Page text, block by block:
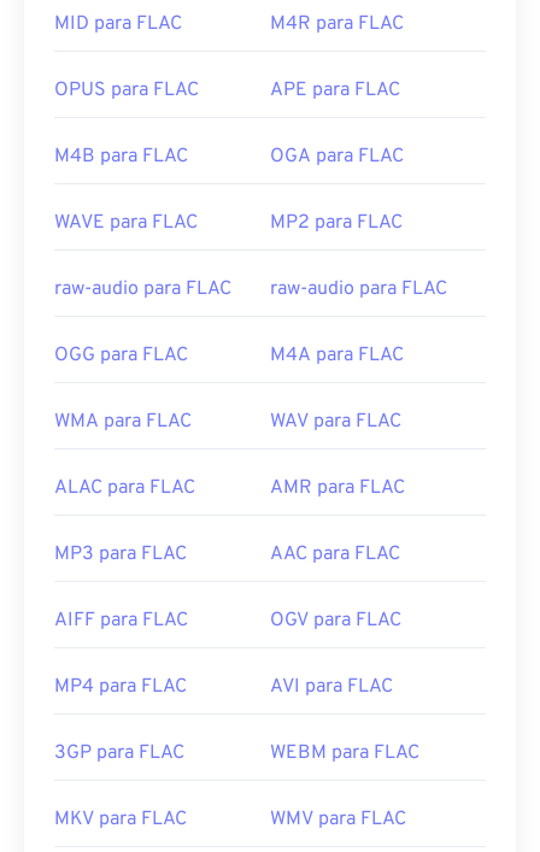
Links úteis:
codificação, eAudiocogs
para decodificação. Por
é um software de código aberto.
Lançamento inicial:
2001
https://xiph.org/flac/
MID para FLAC M4R para FLAC
OPUS para FLAC APE para FLAC
M4B para FLAC OGA para FLAC
WAVE para FLAC MP2 para FLAC
raw-audio para FLAC raw-audio para FLAC
OGG para FLAC M4A para FLAC
WMA para FLAC WAV para FLAC
ALAC para FLAC AMR para FLAC
MP3 para FLAC AAC para FLAC
AIFF para FLAC OGV para FLAC
MP4 para FLAC AVI para FLAC
3GP para FLAC WEBM para FLAC
MKV para FLAC WMV para FLAC